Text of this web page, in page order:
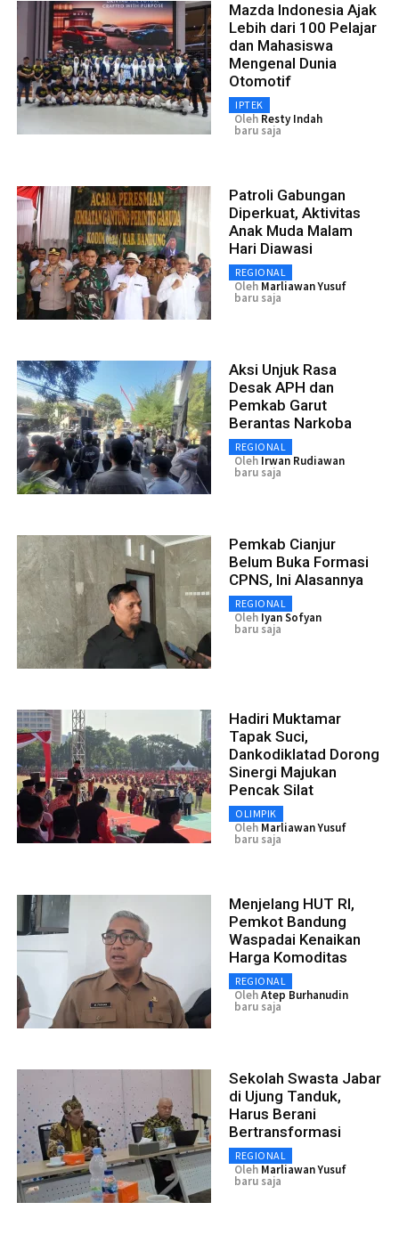
Mazda Indonesia Ajak
Lebih dari 100 Pelajar
dan Mahasiswa
Mengenal Dunia
Otomotif
IPTEK
Oleh Resty Indah
baru saja
Patroli Gabungan
Diperkuat, Aktivitas
Anak Muda Malam
Hari Diawasi
REGIONAL
Oleh Marliawan Yusuf
baru saja
Aksi Unjuk Rasa
Desak APH dan
Pemkab Garut
Berantas Narkoba
REGIONAL
Oleh Irwan Rudiawan
baru saja
Pemkab Cianjur
Belum Buka Formasi
CPNS, Ini Alasannya
REGIONAL
Oleh Iyan Sofyan
baru saja
Hadiri Muktamar
Tapak Suci,
Dankodiklatad Dorong
Sinergi Majukan
Pencak Silat
OLIMPIK
Oleh Marliawan Yusuf
baru saja
Menjelang HUT RI,
Pemkot Bandung
Waspadai Kenaikan
Harga Komoditas
REGIONAL
OlehAtep Burhanudin
baru saja
Sekolah Swasta Jabar
di Ujung Tanduk,
Harus Berani
Bertransformasi
REGIONAL
Oleh Marliawan Yusuf
baru saja